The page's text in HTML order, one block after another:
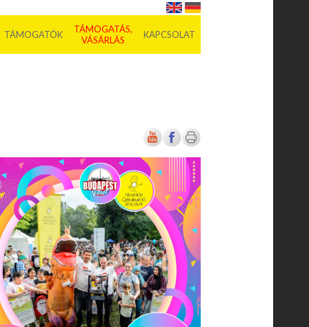
TÁMOGATÓK
TÁMOGATÁS,
VÁSÁRLÁS
KAPCSOLAT